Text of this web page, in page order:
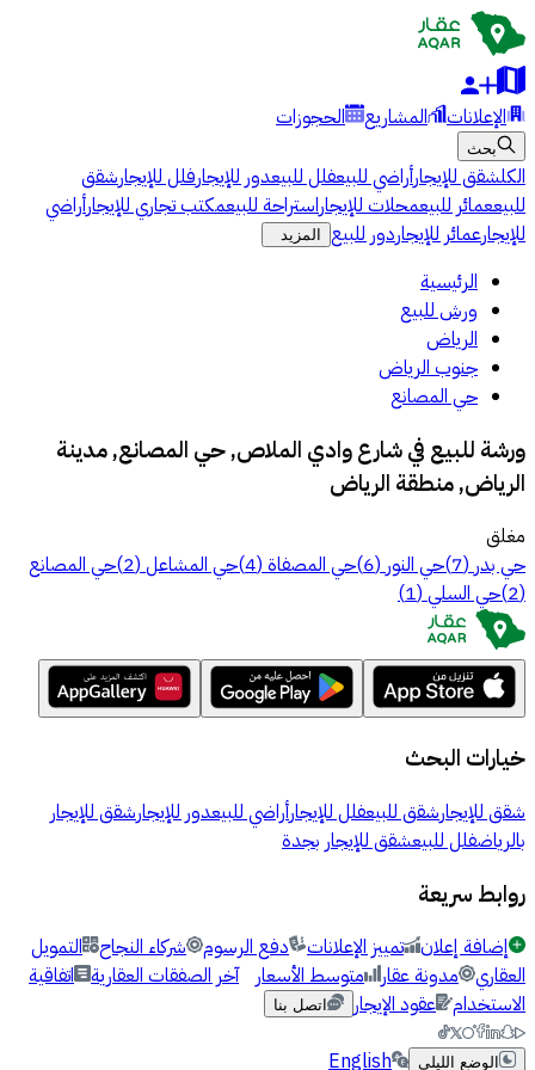
الإعلانات المشاريع الحجوزات
بحث
الكلشقق للإيجارأراضي للبيعفلل للبيعدور للإيجارفلل للإيجارشقق
للبيععمائر للبيعمحلات للإيجاراستراحة للبيعمكتب تجاري للإيجارأراضي
للإيجارعمائر للإيجاردور للبيع المزيد
الرئيسية
ورش للبيع
الرياض
جنوب الرياض
حي المصانع
ورشة للبيع في شارع وادي الملاص, حي المصانع, مدينة
الرياض, منطقة الرياض
مغلق
حي بدر (
7
)حي النور (
6
)حي المصفاة(
4
)حي المشاعل(
2
)حي المصانع
(
2
)حي السلي(
1
)
خيارات البحث
شقق للإيجارشقق للبيعفلل للإيجارأراضي للبيعدور للإيجارشقق للإيجار
بالرياضفلل للبيعشقق للإيجار بجدة
روابط سريعة
إضافة إعلان تمييز الإعلانات دفع الرسوم شركاء النجاح التمويل
العقاري مدونة عقار متوسط الأسعار آخر الصفقات العقارية اتفاقية
الاستخدام عقود الإيجار اتصل بنا
الوضع الليلي English